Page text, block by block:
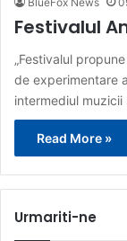
Festivalul
„Festivalul
de experimentare
intermediul muzicii
Read More »
Urmariti-ne